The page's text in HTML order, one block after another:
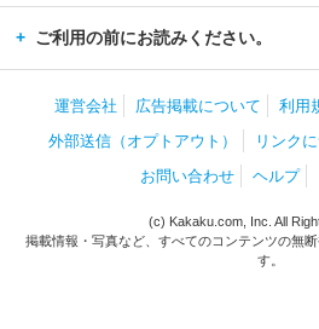
ご利用の前にお読みください。
運営会社 広告掲載について 利用
外部送信（オプトアウト）
リンク
お問い合わせ
ヘルプ
(c) Kakaku.com, Inc. All
掲載情報・写真など、すべてのコンテンツの無
す。